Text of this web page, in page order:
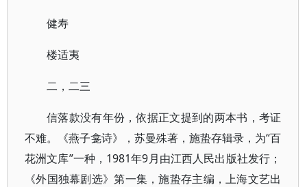
健寿
楼适夷
二，二三
信落款没有年份，依据正文提到的两本书，考证
不难。《燕子龛诗》，苏曼殊著，施蛰存辑录，为“百
花洲文库”一种，1981年9月由江西人民出版社发行；
《外国独幕剧选》第一集，施蛰存主编，上海文艺出